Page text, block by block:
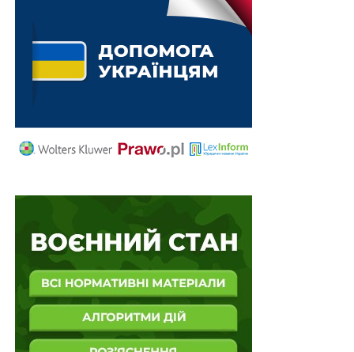
Витяг з Реєстру актів цивільного стану можна
Державні органи не звільняються від
обов’язку провести ефективне розслідування
нову платформу
ПОВ'ЯЗАНІ ТЕМИ: FEATURED
LEX
МНОЖИННЕ ГРОМАДЯНСТВО
НАСТУПНА
Перезавантаження АРМА: залучення арбітражних
керуючих, незалежна зовнішня оцінка
НЕ ПРОПУСТІТЬ